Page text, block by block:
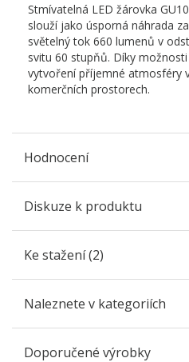
Stmívatelná LED žárovka
slouží jako úsporná náhrada
světelný tok 660 lumenů v
svitu 60 stupňů. Díky
vytvoření příjemné atmosféry
komerčních prostorech.
Hodnocení
Diskuze k produktu
Ke stažení (2)
Naleznete v kategoriích
Doporučené výrobky